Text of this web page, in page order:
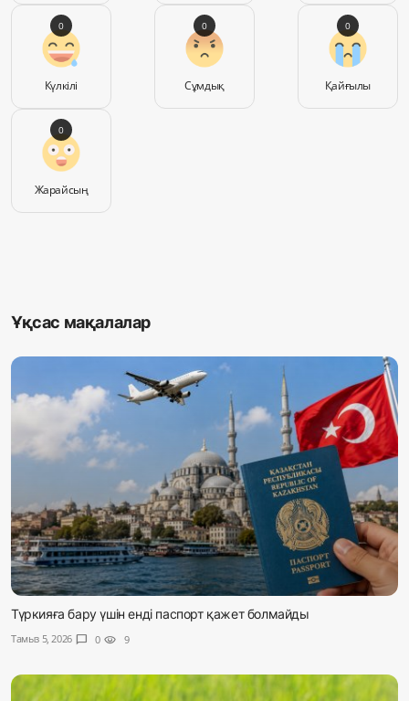
Күлкілі
0
Сұмдық
0
Қайғылы
0
Жарайсың
0
Ұқсас мақалалар
Түркияға бару үшін енді паспорт қажет болмайды
Тамыз 5, 2026 chat_bubble 0 visibility 9